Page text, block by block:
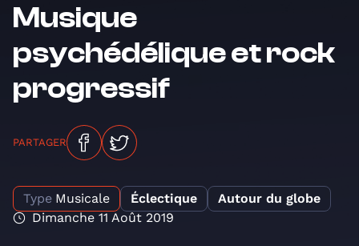
Musique
psychédélique et rock
progressif
PARTAGER
Type Musicale Éclectique
Autour du globe
Dimanche 11 Août 2019